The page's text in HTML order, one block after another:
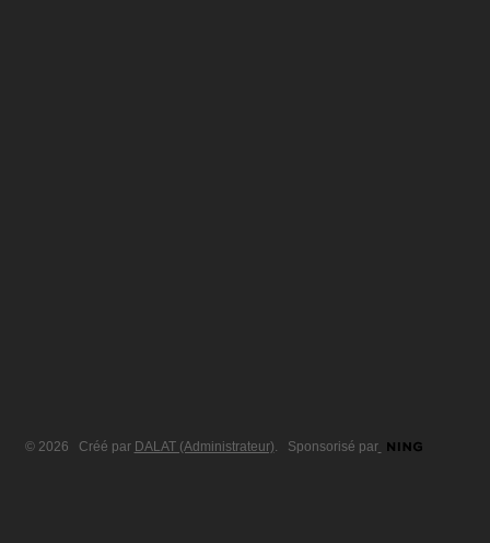
© 2026 Créé par DALAT (Administrateur). Sponsorisé par